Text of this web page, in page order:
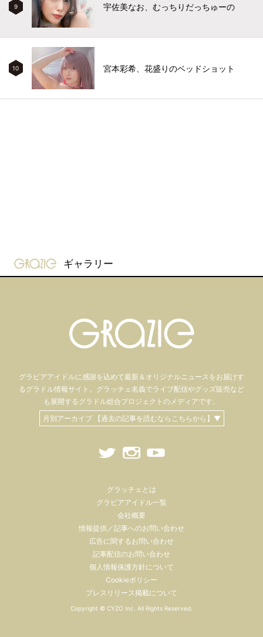
9 宇佐美なお、むっちりだっちゅーの
10 宮本彩希、花盛りのベッドショット
gravure-grazie
ギャラリー
グラビアアイドルに感謝を込めて最新＆オリジナルニュースをお届けす
るグラドル情報サイト。 グラッチェ名義でライブ配信やグッズ販売など
も 展開するグラドル総合プロジェクトのメディアです。
月別アーカイブ 【過去の記事を読むならこちらから】▼
グラッチェとは
グラビアアイドル一覧
会社概要
情報提供／記事へのお問い合わせ
広告に関するお問い合わせ
記事配信のお問い合わせ
個人情報保護方針について
Cookieポリシー
プレスリリース掲載について
Copyright © CYZO Inc. All Rights Reserved.